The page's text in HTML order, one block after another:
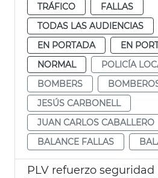
TRÁFICO
FALLAS
TODAS LAS AUDIENCIAS
EN PORTADA
EN
NORMAL
POLICÍA
BOMBERS
JESÚS CARBONELL
JUAN CARLOS CABALLERO
BALANCE FALLAS